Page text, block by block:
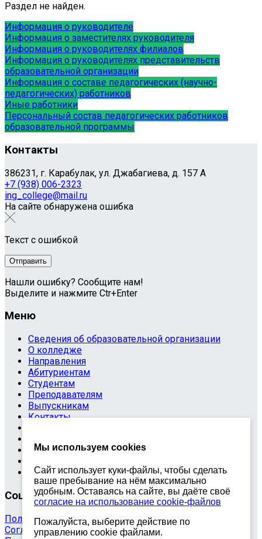
Раздел не найден.
Информация о руководителе
Информация о заместителях руководителя
Информация о руководителях филиалов
Информация о руководителях представительств
образовательной организации
Информация о составе педагогических (научно-
педагогических) работников
Иные работники
Персональный состав педагогических работников
образовательной программы
Контакты
386231, г. Карабулак, ул. Джабагиева, д. 157 А
+7 (938) 006-2323
ing_college@mail.ru
На сайте обнаружена ошибка
Текст с ошибкой
Нашли ошибку? Сообщите нам!
Выделите и нажмите Ctr+Enter
Меню
Сведения об образовательной организации
О колледже
Направления
Абитуриентам
Студентам
Преподавателям
Выпускникам
Контакты
Информационная безопасность
Карта сайта
Социальные сети
Политика обработки персональных данных
Согласие на обработку персональных данных
Мы используем cookies
Сайт использует куки-файлы, чтобы сделать
ваше пребывание на нём максимально
удобным. Оставаясь на сайте, вы даёте своё
согласие на использование cookie-файлов
Пожалуйста, выберите действие по
управлению cookie файлами.